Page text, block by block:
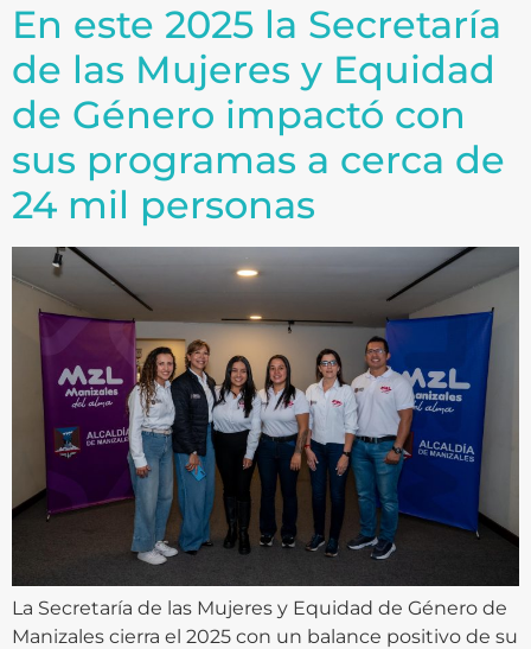
En este 2025 la Secretaría
de las Mujeres y Equidad
de Género impactó con
sus programas a cerca de
24 mil personas
La Secretaría de las Mujeres y Equidad de Género de
Manizales cierra el 2025 con un balance positivo de su